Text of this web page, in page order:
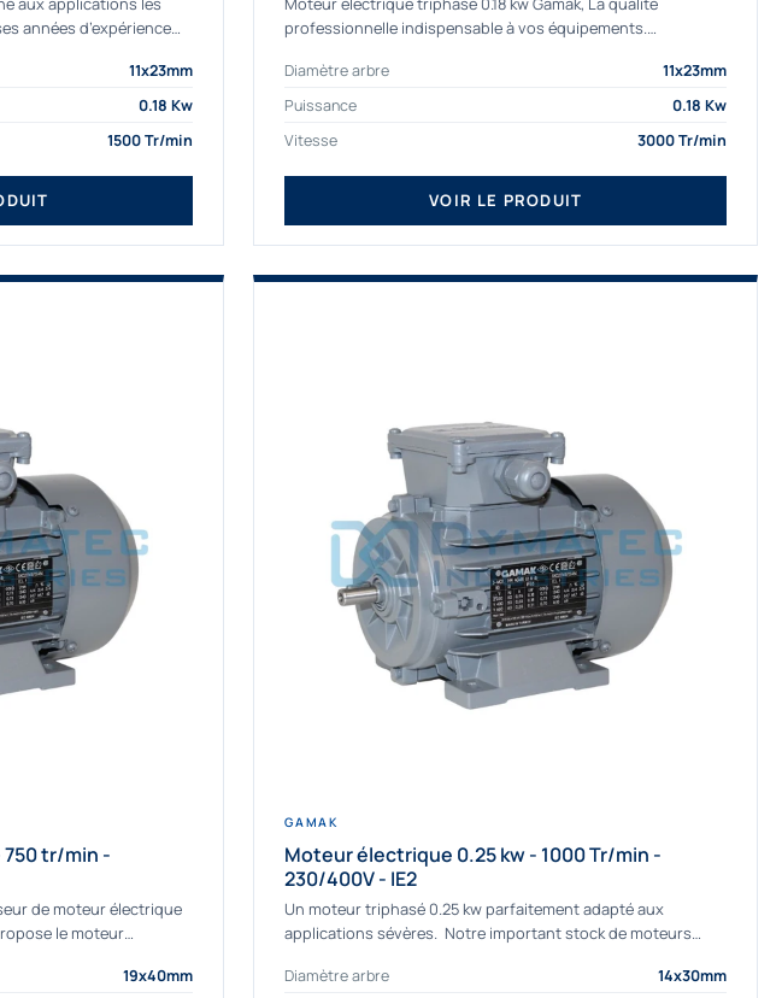
années d’expérience
11x23mm
0.18 Kw
1500 Tr/min
professionnelle indispensable à vos équipements.
proposons exclusivement des...
Diamètre arbre
11x23mm
Puissance
0.18 Kw
Vitesse
3000 Tr/min
VOIR LE PRODUIT
tr/min -
de moteur électrique
le moteur
19x40mm
GAMAK
Moteur électrique 0.25 kw - 1000 Tr/min -
230/400V - IE2
Un moteur triphasé 0.25 kw parfaitement adapté aux
applications sévères. Notre important stock de moteurs
moteurs. Ce moteur...
Diamètre arbre
14x30mm